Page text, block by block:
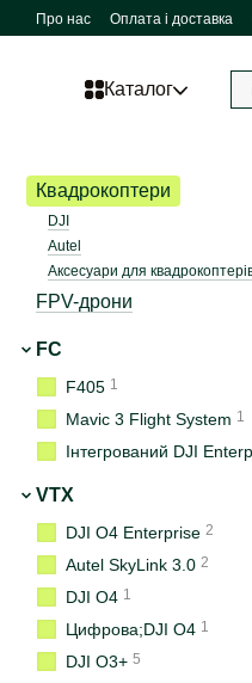
Перейти до основного
Про нас Оплата і доставка
Каталог
Квадрокоптери
DJI
Autel
Аксесуари для
FPV-дрони
FC
F405 1
Mavic 3 Flight System 1
Інтегрований DJI
VTX
DJI O4 Enterprise 2
Autel SkyLink 3.0 2
DJI O4 1
Цифрова;DJI O4 1
DJI O3+ 5